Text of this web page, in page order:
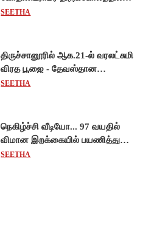
ஆண்டாள் நாச்சியார்!
SEETHA
திருச்சானூரில் ஆக.21-ல் வரலட்சுமி
விரத பூஜை - தேவஸ்தான
அறங்காவலர் குழு தலைவருக்கு
SEETHA
நெகிழ்ச்சி வீடியோ... 97 வயதில்
விமான இறக்கையில் பயணித்து
கின்னஸ் சாதனை படைத்த பிரிட்டன்
SEETHA